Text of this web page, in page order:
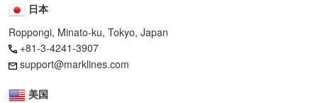
日本
Roppongi, Minato-ku, Tokyo, Japan
+81-3-4241-3907
support@marklines.com
美国